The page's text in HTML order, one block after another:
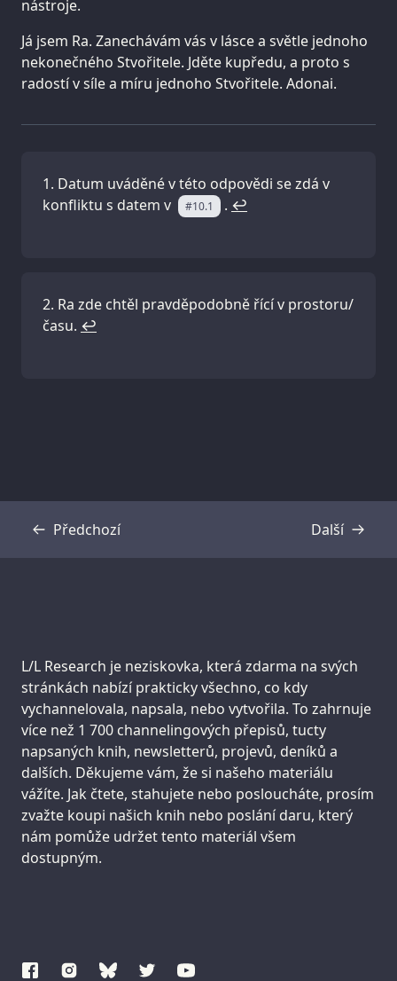
nástroje.
Já jsem Ra. Zanechávám vás v lásce a světle jednoho
nekonečného Stvořitele. Jděte kupředu, a proto s
radostí v síle a míru jednoho Stvořitele. Adonai.
Datum uváděné v této odpovědi se zdá v
konfliktu s datem v
#10.1 . ↩
Ra zde chtěl pravděpodobně řící v prostoru/
času. ↩
Předchozí
Přepis Další
Přepis
Support us:
L/L Research je neziskovka, která zdarma na svých
stránkách nabízí prakticky všechno, co kdy
vychannelovala, napsala, nebo vytvořila. To zahrnuje
více než 1 700 channelingových přepisů, tucty
napsaných knih, newsletterů, projevů, deníků a
dalších. Děkujeme vám, že si našeho materiálu
vážíte. Jak čtete, stahujete nebo posloucháte, prosím
zvažte koupi našich knih nebo poslání daru, který
nám pomůže udržet tento materiál všem
dostupným.